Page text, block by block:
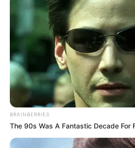
BRAINBERRIES
The 90s Was A Fantastic Decade For